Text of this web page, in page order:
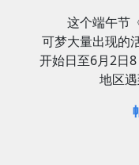
这个端午节《
可梦大量出现的
开始日至6月2日
地区